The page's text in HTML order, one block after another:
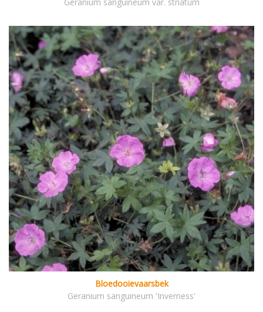
Bloedooievaarsbek
Geranium sanguineum 'Inverness'